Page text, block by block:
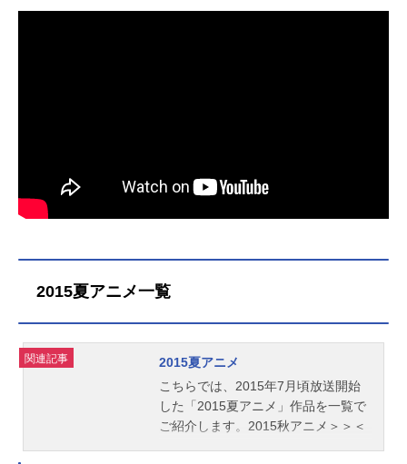
2015夏アニメ一覧
関連記事
2015夏アニメ
こちらでは、2015年7月頃放送開始
した「2015夏アニメ」作品を一覧で
ご紹介します。2015秋アニメ＞＞＜